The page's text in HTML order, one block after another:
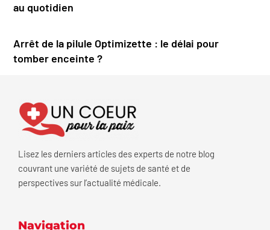
au quotidien
Arrêt de la pilule Optimizette : le délai pour
tomber enceinte ?
Lisez les derniers articles des experts de notre blog
couvrant une variété de sujets de santé et de
perspectives sur l’actualité médicale.
Navigation